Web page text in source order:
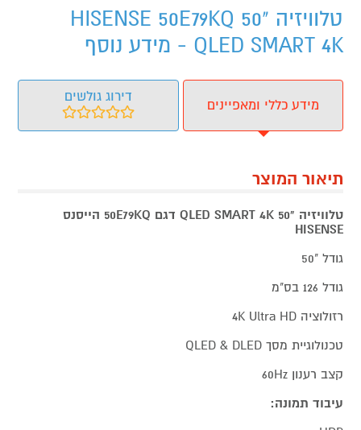
טלוויזיה "50 HISENSE 50E79KQ
QLED SMART 4K - מידע נוסף
מידע כללי ומאפיינים
דירוג גולשים
תיאור המוצר
טלוויזיה "50 QLED SMART 4K דגם 50E79KQ הייסנס
HISENSE
גודל "50
גודל 126 בס"מ
רזולוציה 4K Ultra HD
טכנולוגיית מסך QLED & DLED
קצב רענון 60Hz
עיבוד תמונה: